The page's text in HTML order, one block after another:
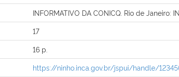
INFORMATIVO DA CONICQ. Rio de Janeiro:
17
16 p.
https://ninho.inca.gov.br/jspui/handle/